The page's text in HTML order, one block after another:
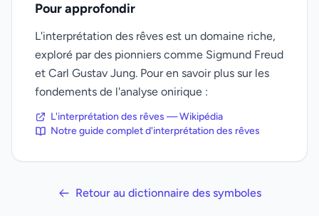
Pour approfondir
L'interprétation des rêves est un domaine riche,
exploré par des pionniers comme Sigmund Freud
et Carl Gustav Jung. Pour en savoir plus sur les
fondements de l'analyse onirique :
L'interprétation des rêves — Wikipédia
Notre guide complet d'interprétation des rêves
Retour au dictionnaire des symboles